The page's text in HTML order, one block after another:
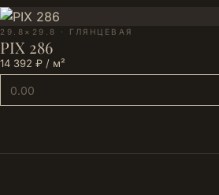
29.8×29.8 · ГЛЯНЦЕВАЯ
PIX 286
14 392 ₽ / м²